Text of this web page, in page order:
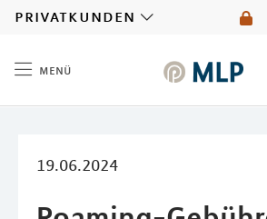
privatkunden
menü
19.06.2024